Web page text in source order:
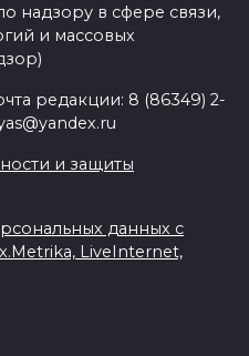
надзору в сфере связи,
и массовых
редакции: 8 (86349) 2-
и защиты
данных с
LiveInternet,